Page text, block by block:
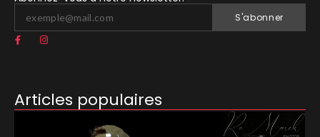
S'abonner
Articles populaires